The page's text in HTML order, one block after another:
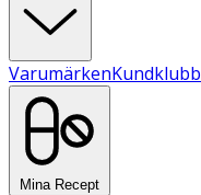
VarumärkenKundklubb
Mina Recept